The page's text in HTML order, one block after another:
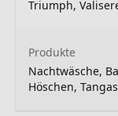
Triumph,
Produkte
Nachtwäsche,
Höschen,